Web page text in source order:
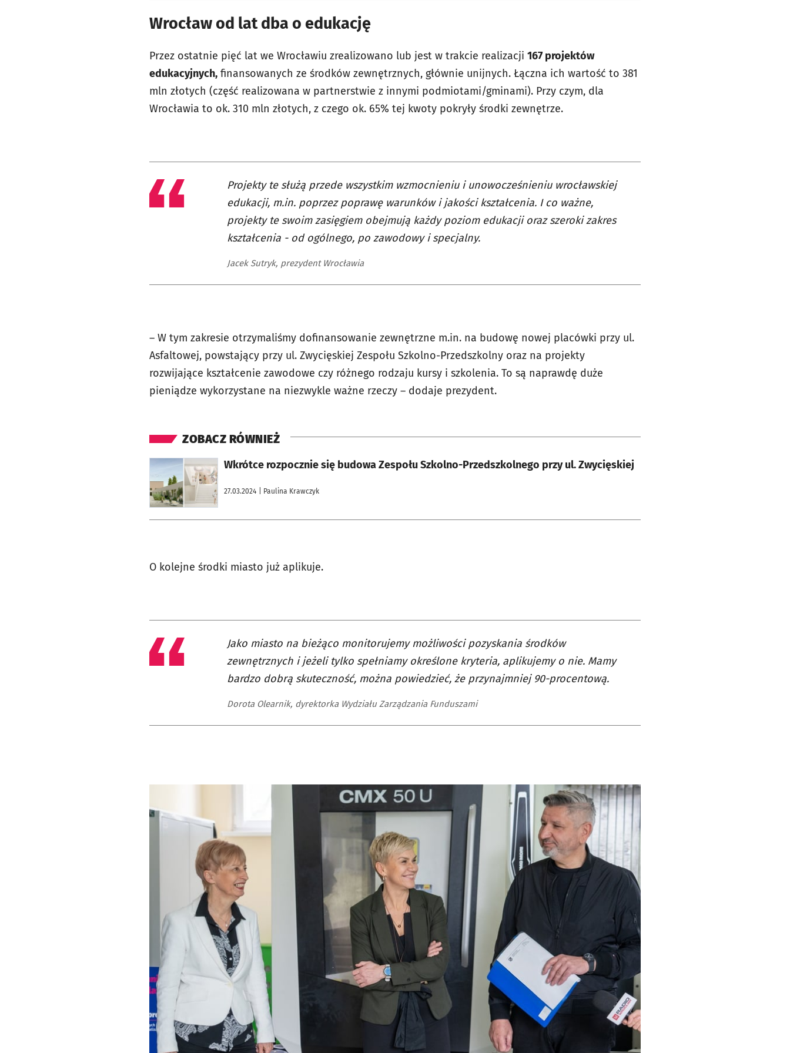
Wrocław od lat dba o edukację
Przez ostatnie pięć lat we Wrocławiu zrealizowano lub jest w trakcie realizacji 167 projektów
edukacyjnych, finansowanych ze środków zewnętrznych, głównie unijnych. Łączna ich wartość to 381
mln złotych (część realizowana w partnerstwie z innymi podmiotami/gminami). Przy czym, dla
Wrocławia to ok. 310 mln złotych, z czego ok. 65% tej kwoty pokryły środki zewnętrze.
Projekty te służą przede wszystkim wzmocnieniu i unowocześnieniu wrocławskiej
edukacji, m.in. poprzez poprawę warunków i jakości kształcenia. I co ważne,
projekty te swoim zasięgiem obejmują każdy poziom edukacji oraz szeroki zakres
kształcenia - od ogólnego, po zawodowy i specjalny.
Jacek Sutryk, prezydent Wrocławia
– W tym zakresie otrzymaliśmy dofinansowanie zewnętrzne m.in. na budowę nowej placówki przy ul.
Asfaltowej, powstający przy ul. Zwycięskiej Zespołu Szkolno-Przedszkolny oraz na projekty
rozwijające kształcenie zawodowe czy różnego rodzaju kursy i szkolenia. To są naprawdę duże
pieniądze wykorzystane na niezwykle ważne rzeczy – dodaje prezydent.
ZOBACZ RÓWNIEŻ
Wkrótce rozpocznie się budowa Zespołu Szkolno-Przedszkolnego przy ul. Zwycięskiej
27.03.2024 | Paulina Krawczyk
otworzy się w nowej karcie
O kolejne środki miasto już aplikuje.
Jako miasto na bieżąco monitorujemy możliwości pozyskania środków
zewnętrznych i jeżeli tylko spełniamy określone kryteria, aplikujemy o nie. Mamy
bardzo dobrą skuteczność, można powiedzieć, że przynajmniej 90-procentową.
Dorota Olearnik, dyrektorka Wydziału Zarządzania Funduszami